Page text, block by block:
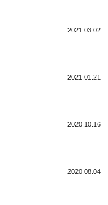
2021.03.02
2021.01.21
2020.10.16
2020.08.04